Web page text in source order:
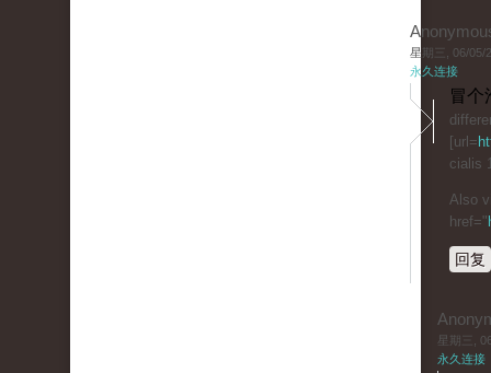
星期三, 06/05/
永久连接
冒个
[url=
cialis
Also
href="
回复
星期三,
永久连接